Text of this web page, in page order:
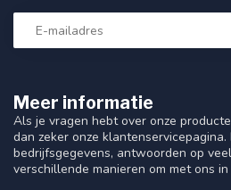
Meer informatie
Als je vragen hebt over onze
dan zeker onze
bedrijfsgegevens, antwoorden op
verschillende manieren om met ons